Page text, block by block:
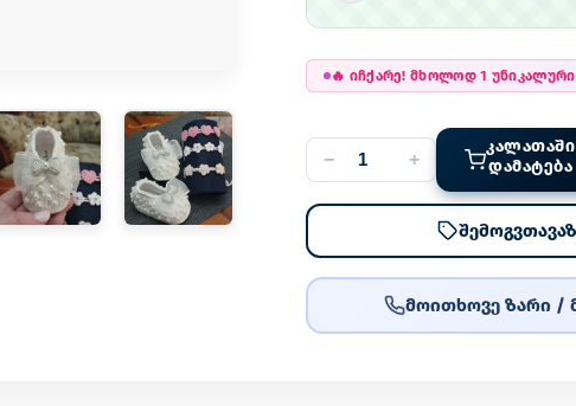
🔥 იჩქარე! მხოლოდ 1 უნიკალური
− +
ᲙᲐᲚᲐᲗᲐᲨᲘ
ᲓᲐᲛᲐᲢᲔᲑᲐ
მოითხოვე ზარი /